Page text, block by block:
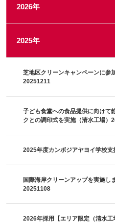
2026年
2025年
芝地区クリーンキャンペーンに参
20251211
子ども食堂への食品提供に向けて
クとの調印式を実施（清水工場）
2025年度カンボジアヤヨイ学校支
国際海岸クリーンアップを実施し
20251108
2026年採用【エリア限定（清水